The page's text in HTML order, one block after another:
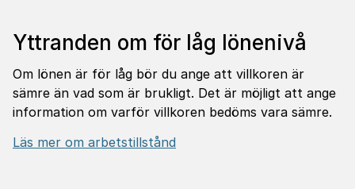
Yttranden om för låg lönenivå
Om lönen är för låg bör du ange att villkoren är
sämre än vad som är brukligt. Det är möjligt att ange
information om varför villkoren bedöms vara sämre.
Läs mer om arbetstillstånd